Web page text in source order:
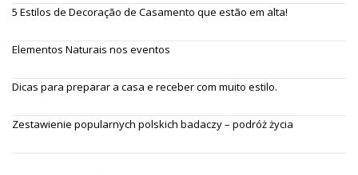
5 Estilos de Decoração de Casamento que estão em alta!
Elementos Naturais nos eventos
Dicas para preparar a casa e receber com muito estilo.
Zestawienie popularnych polskich badaczy – podróż życia